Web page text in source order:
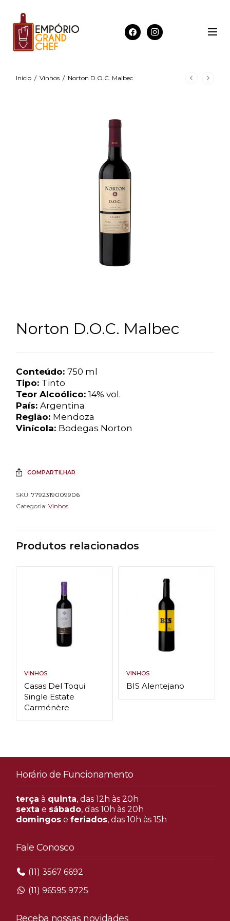
Início / Vinhos / Norton D.O.C. Malbec
Norton D.O.C. Malbec
Conteúdo: 750 ml
Tipo: Tinto
Teor Alcoólico: 14% vol.
País: Argentina
Região: Mendoza
Vinícola: Bodegas Norton
COMPARTILHAR
SKU: 7792319009906
Categoria: Vinhos
Produtos relacionados
VINHOS
Casas Del Toqui
Single Estate
Carménère
VINHOS
BIS Alentejano
Horário de Funcionamento
terça à quinta, das 12h às 20h
sexta e sábado, das 10h às 20h
domingose feriados, das 10h às 15h
Fale Conosco
(11) 3567 6692
(11) 96595 9725
Receba nossas novidades